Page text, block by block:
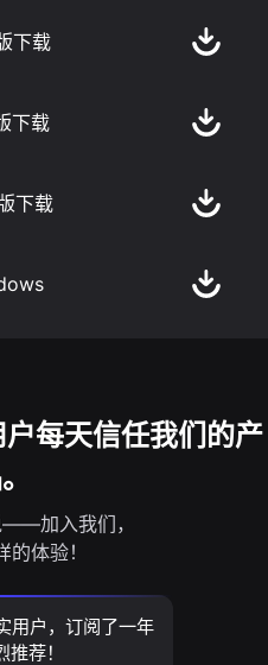
下载
下载
下载
每天信任我们的产
加入我们，
体验！
用户，订阅了一年
荐！